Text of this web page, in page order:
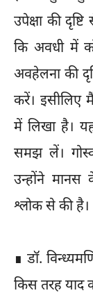
उपेक्षा की
कि अवधी में
अवहेलना की
करें। इसीलिए
में लिखा है।
समझ लें।
उन्होंने
श्लोक से की है।
∎ डॉ.
किस तरह याद